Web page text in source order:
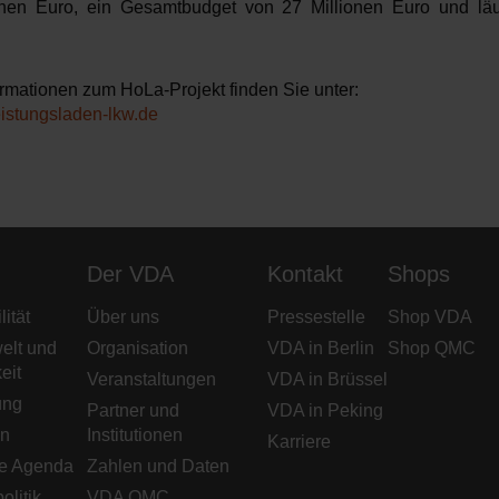
Euro, ein Gesamtbudget von 27 Millionen Euro und
zum HoLa-Projekt finden Sie unter:
lkw.de
und
Agenda
Der VDA
Über uns
Organisation
Veranstaltungen
Partner und
Institutionen
Zahlen und Daten
Kontakt
Pressestelle
VDA in Berlin
VDA in Brüssel
VDA in Peking
Karriere
Shops
Shop VDA
Shop QMC